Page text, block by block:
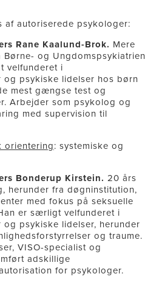
af autoriserede psykologer:
Rane Kaalund-Brok. Mere
Børne- og Ungdomspsykiatrien
velfunderet i
og psykiske lidelser hos børn
mest gængse test og
Arbejder som psykolog og
med supervision til
orientering: systemiske og
Bonderup Kirstein. 20 års
herunder fra døgninstitution,
med fokus på seksuelle
er særligt velfunderet i
psykiske lidelser, herunder
og traume.
VISO-specialist og
adskillige
for psykologer.